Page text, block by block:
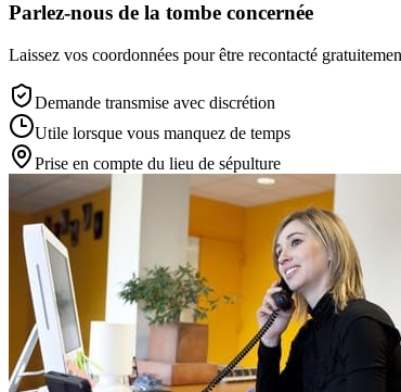
Parlez-nous de la tombe concernée
Laissez vos coordonnées pour être recontacté
Demande transmise avec discrétion
Utile lorsque vous manquez de temps
Prise en compte du lieu de sépulture